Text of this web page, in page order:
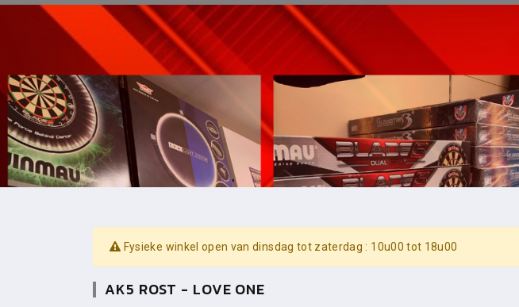
Fysieke winkel open van dinsdag tot zaterdag : 10u00 tot 18u00
AK5 ROST - LOVE ONE